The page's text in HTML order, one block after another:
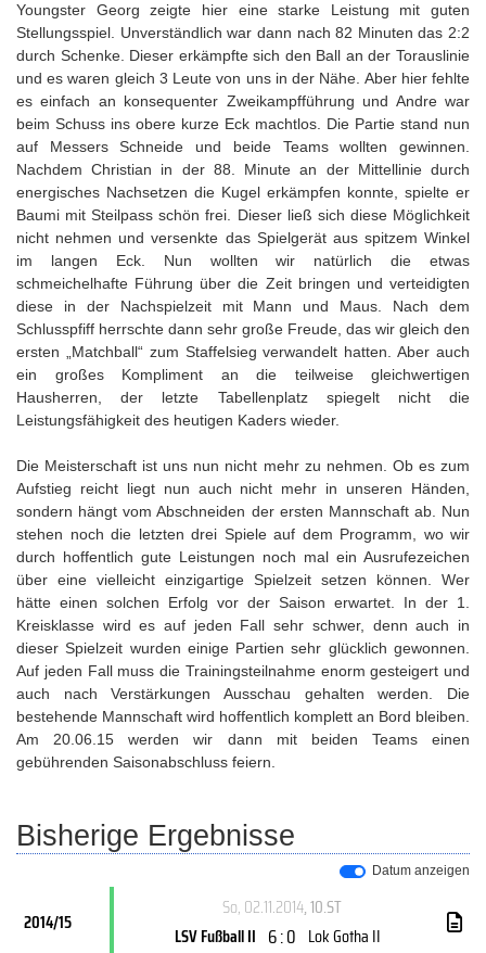
Youngster Georg zeigte hier eine starke Leistung mit guten
Stellungsspiel. Unverständlich war dann nach 82 Minuten das 2:2
durch Schenke. Dieser erkämpfte sich den Ball an der Torauslinie
und es waren gleich 3 Leute von uns in der Nähe. Aber hier fehlte
es einfach an konsequenter Zweikampfführung und Andre war
beim Schuss ins obere kurze Eck machtlos. Die Partie stand nun
auf Messers Schneide und beide Teams wollten gewinnen.
Nachdem Christian in der 88. Minute an der Mittellinie durch
energisches Nachsetzen die Kugel erkämpfen konnte, spielte er
Baumi mit Steilpass schön frei. Dieser ließ sich diese Möglichkeit
nicht nehmen und versenkte das Spielgerät aus spitzem Winkel
im langen Eck. Nun wollten wir natürlich die etwas
schmeichelhafte Führung über die Zeit bringen und verteidigten
diese in der Nachspielzeit mit Mann und Maus. Nach dem
Schlusspfiff herrschte dann sehr große Freude, das wir gleich den
ersten „Matchball“ zum Staffelsieg verwandelt hatten. Aber auch
ein großes Kompliment an die teilweise gleichwertigen
Hausherren, der letzte Tabellenplatz spiegelt nicht die
Leistungsfähigkeit des heutigen Kaders wieder.
Die Meisterschaft ist uns nun nicht mehr zu nehmen. Ob es zum
Aufstieg reicht liegt nun auch nicht mehr in unseren Händen,
sondern hängt vom Abschneiden der ersten Mannschaft ab. Nun
stehen noch die letzten drei Spiele auf dem Programm, wo wir
durch hoffentlich gute Leistungen noch mal ein Ausrufezeichen
über eine vielleicht einzigartige Spielzeit setzen können. Wer
hätte einen solchen Erfolg vor der Saison erwartet. In der 1.
Kreisklasse wird es auf jeden Fall sehr schwer, denn auch in
dieser Spielzeit wurden einige Partien sehr glücklich gewonnen.
Auf jeden Fall muss die Trainingsteilnahme enorm gesteigert und
auch nach Verstärkungen Ausschau gehalten werden. Die
bestehende Mannschaft wird hoffentlich komplett an Bord bleiben.
Am 20.06.15 werden wir dann mit beiden Teams einen
gebührenden Saisonabschluss feiern.
Bisherige Ergebnisse
Datum anzeigen
2014/15
So, 02.11.2014, 10.ST
LSV Fußball II 6 : 0 Lok Gotha II